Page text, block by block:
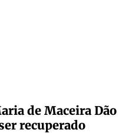
de Maceira Dão
recuperado